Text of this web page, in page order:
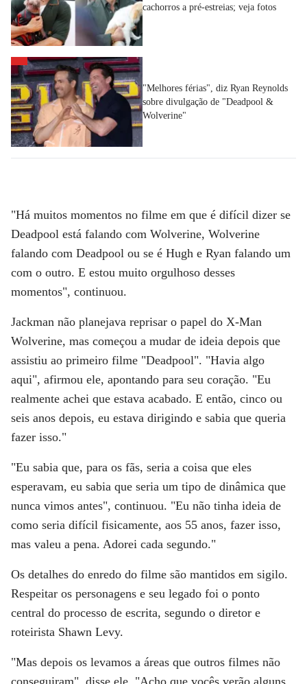
cachorros a pré-estreias; veja fotos
"Melhores férias", diz Ryan Reynolds
sobre divulgação de "Deadpool &
Wolverine"
"Há muitos momentos no filme em que é difícil dizer se
Deadpool está falando com Wolverine, Wolverine
falando com Deadpool ou se é Hugh e Ryan falando um
com o outro. E estou muito orgulhoso desses
momentos", continuou.
Jackman não planejava reprisar o papel do X-Man
Wolverine, mas começou a mudar de ideia depois que
assistiu ao primeiro filme "Deadpool". "Havia algo
aqui", afirmou ele, apontando para seu coração. "Eu
realmente achei que estava acabado. E então, cinco ou
seis anos depois, eu estava dirigindo e sabia que queria
fazer isso."
"Eu sabia que, para os fãs, seria a coisa que eles
esperavam, eu sabia que seria um tipo de dinâmica que
nunca vimos antes", continuou. "Eu não tinha ideia de
como seria difícil fisicamente, aos 55 anos, fazer isso,
mas valeu a pena. Adorei cada segundo."
Os detalhes do enredo do filme são mantidos em sigilo.
Respeitar os personagens e seu legado foi o ponto
central do processo de escrita, segundo o diretor e
roteirista Shawn Levy.
"Mas depois os levamos a áreas que outros filmes não